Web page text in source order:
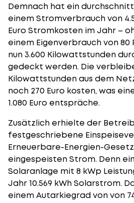
Demnach hat ein
einem Stromverbrauch von
Euro Stromkosten im Jahr –
einem Eigenverbrauch von
nun 3.600 Kilowattstunden
gedeckt werden. Die
Kilowattstunden aus dem
noch 270 Euro kosten, was
1.080 Euro entspräche.
Zusätzlich erhielte der
festgeschriebene
Erneuerbare-Energien-
eingespeisten Strom. Denn
Solaranlage mit 8 kWp
Jahr 10.569 kWh Solarstrom.
einem Autarkiegrad von von